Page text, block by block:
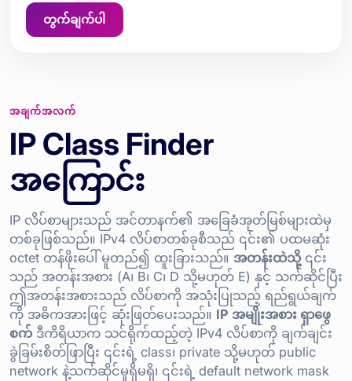
တွက်ချက်ပါ
အချက်အလက်
IP Class Finder
အကြောင်း
IP လိပ်စာများသည် အင်တာနက်၏ အခြေခံအုတ်မြစ်များထဲမှ
တစ်ခုဖြစ်သည်။ IPv4 လိပ်စာတစ်ခုစီသည် ၎င်း၏ ပထမဆုံး
octet တန်ဖိုးပေါ် မူတည်၍ ထူးခြားသည်။ အတန်းထဲသို့ ၎င်း
သည် အတန်းအစား (A၊ B၊ C၊ D သို့မဟုတ် E) နှင့် သက်ဆိုင်ပြီး
ဤအတန်းအစားသည် လိပ်စာကို အသုံးပြုသည့် ရည်ရွယ်ချက်
ကို အဓိကအားဖြင့် ဆုံးဖြတ်ပေးသည်။ IP အမျိုးအစား ရှာဖွေ
စက် ဒီကိရိယာက သင်ရိုက်ထည့်တဲ့ IPv4 လိပ်စာကို ချက်ချင်း
ခွဲခြမ်းစိတ်ဖြာပြီး ၎င်းရဲ့ class၊ private သို့မဟုတ် public
network နဲ့သက်ဆိုင်မှုရှိမရှိ၊ ၎င်းရဲ့ default network mask